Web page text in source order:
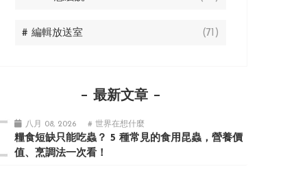
# 編輯放送室 (71)
最新文章
八月 08, 2026 # 世界在想什麼
糧食短缺只能吃蟲？ 5 種常見的食用昆蟲，營養價
值、烹調法一次看！